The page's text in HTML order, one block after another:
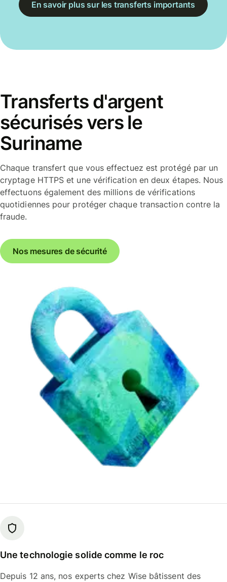
En savoir plus sur les transferts importants
Transferts d'argent
sécurisés vers le
Suriname
Chaque transfert que vous effectuez est protégé par un
cryptage HTTPS et une vérification en deux étapes. Nous
effectuons également des millions de vérifications
quotidiennes pour protéger chaque transaction contre la
fraude.
Nos mesures de sécurité
Une technologie solide comme le roc
Depuis 12 ans, nos experts chez Wise bâtissent des